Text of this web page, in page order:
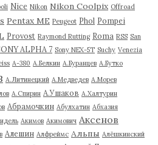
Nice Nikon Nikon Coolpix Offroad
Pentax ME Peugeot Phol Pompei
Provost Raymond Rutting Roma RSS San
ALPHA 7 Sony NEX-5T Suchy Venezia
А-380 А.Белкин А.Буранцев А.Бутко
А.Литинецкий А.Медведев А.Морев
А.Спирин А.Ушаков А.Халтурин
Абрамочкин Абулхатин Абхазия
Акимов Акимович Аксенов
Алешин Алфреймс Альпы Алёшкинский